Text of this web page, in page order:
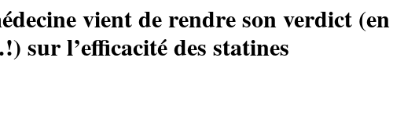
vient de rendre son verdict (en
sur l’efficacité des statines